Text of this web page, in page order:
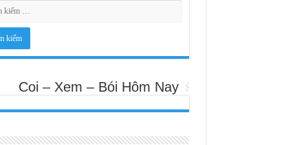
Coi – Xem – Bói Hôm Nay